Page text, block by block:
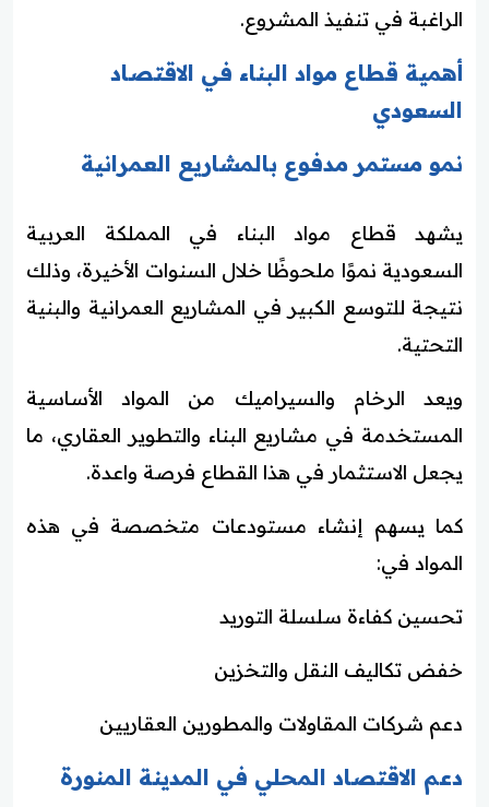
الراغبة في تنفيذ المشروع.
أهمية قطاع مواد البناء في الاقتصاد
السعودي
نمو مستمر مدفوع بالمشاريع العمرانية
يشهد قطاع مواد البناء في المملكة العربية
السعودية نموًا ملحوظًا خلال السنوات الأخيرة، وذلك
نتيجة للتوسع الكبير في المشاريع العمرانية والبنية
التحتية.
ويعد الرخام والسيراميك من المواد الأساسية
المستخدمة في مشاريع البناء والتطوير العقاري، ما
يجعل الاستثمار في هذا القطاع فرصة واعدة.
كما يسهم إنشاء مستودعات متخصصة في هذه
المواد في:
تحسين كفاءة سلسلة التوريد
خفض تكاليف النقل والتخزين
دعم شركات المقاولات والمطورين العقاريين
دعم الاقتصاد المحلي في المدينة المنورة